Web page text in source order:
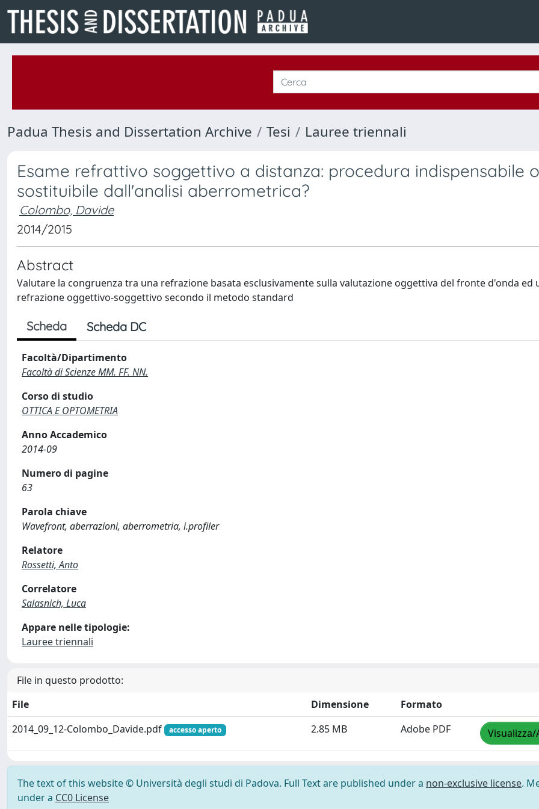
Padua Thesis and Dissertation Archive Tesi Lauree triennali
Esame refrattivo soggettivo a distanza: procedura indispensabile o
sostituibile dall'analisi aberrometrica?
Colombo, Davide
2014/2015
Abstract
Valutare la congruenza tra una refrazione basata esclusivamente sulla valutazione oggettiva del fronte d'onda ed
refrazione oggettivo-soggettivo secondo il metodo standard
Scheda Scheda DC
Facoltà/Dipartimento
Facoltà di Scienze MM. FF. NN.
Corso di studio
OTTICA E OPTOMETRIA
Anno Accademico
2014-09
Numero di pagine
63
Parola chiave
Wavefront, aberrazioni, aberrometria, i.profiler
Relatore
Rossetti, Anto
Correlatore
Salasnich, Luca
Appare nelle tipologie:
Lauree triennali
File in questo prodotto:
File
Dimensione
Formato
2014_09_12-Colombo_Davide.pdf
accesso aperto 2.85 MB Adobe PDF
The text of this website © Università degli studi di Padova. Full Text are published under a non-exclusive license.
under a CC0 License